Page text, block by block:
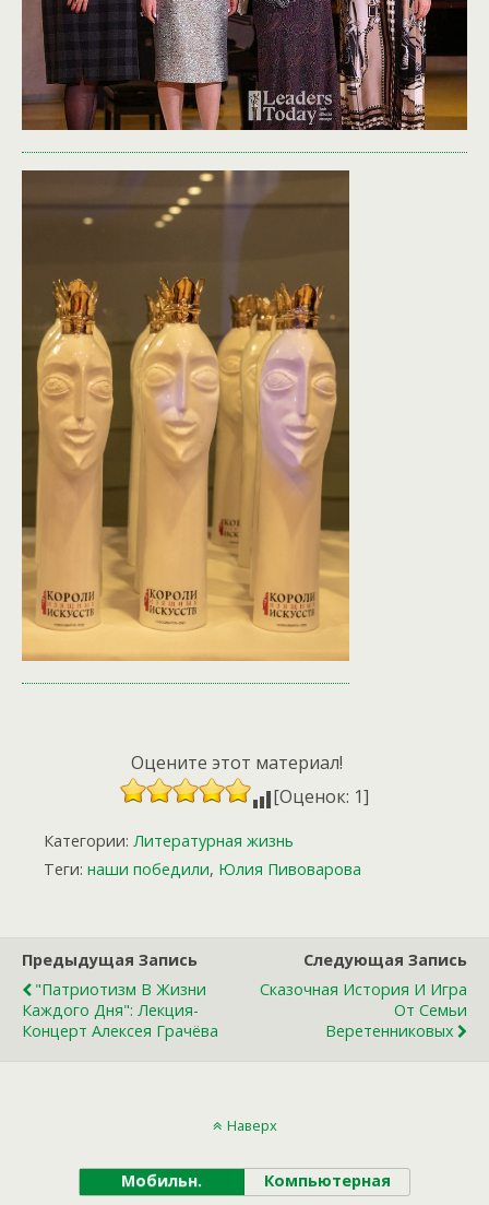
Оцените этот материал!
[Оценок: 1]
Категории: Литературная жизнь
Теги: наши победили, Юлия Пивоварова
Предыдущая Запись
"Патриотизм В Жизни
Каждого Дня": Лекция-
Концерт Алексея Грачёва
Следующая Запись
Сказочная История И Игра
От Семьи
Веретенниковых
Наверх
Мобильн. Компьютерная